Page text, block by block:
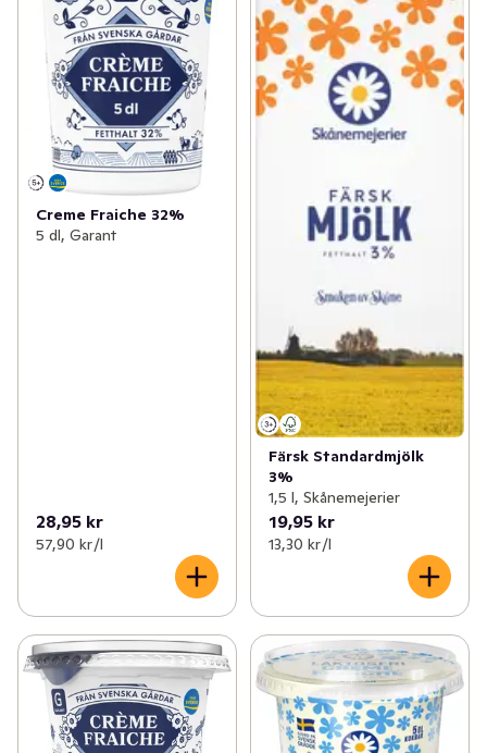
Creme Fraiche 32%
5 dl, Garant
28,95 kr
57,90 kr /l
Färsk Standardmjölk
3%
1,5 l, Skånemejerier
19,95 kr
13,30 kr /l